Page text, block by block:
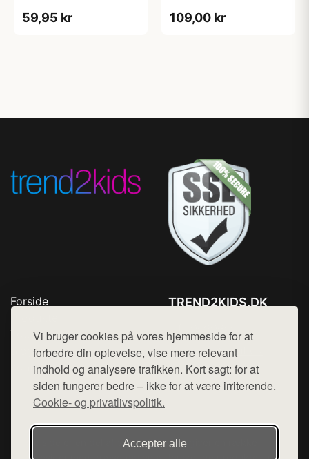
Vi bruger cookies på vores hjemmeside for at
forbedre din oplevelse, vise mere relevant
indhold og analysere trafikken. Kort sagt: for at
siden fungerer bedre – ikke for at være irriterende.
Cookie- og privatlivspolitik.
Accepter alle
59,95 kr 109,00 kr
Forside
Top Rabatter
Blog
Kontakt
TREND2KIDS.DK
Mail: hej@want.dk
Cookie- og privatlivspolitik
Denne side er en del af want.dk, der udgiver en række